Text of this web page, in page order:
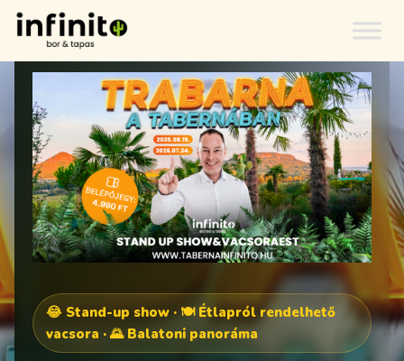
😂 Stand-up show · 🍽️ Étlapról rendelhető
vacsora · 🌄 Balatoni panoráma